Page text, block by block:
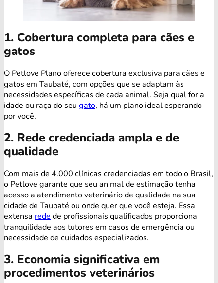
1. Cobertura completa para cães e
gatos
O Petlove Plano oferece cobertura exclusiva para cães e
gatos em Taubaté, com opções que se adaptam às
necessidades específicas de cada animal. Seja qual for a
idade ou raça do seu gato, há um plano ideal esperando
por você.
2. Rede credenciada ampla e de
qualidade
Com mais de 4.000 clínicas credenciadas em todo o Brasil,
o Petlove garante que seu animal de estimação tenha
acesso a atendimento veterinário de qualidade na sua
cidade de Taubaté ou onde quer que você esteja. Essa
extensa rede de profissionais qualificados proporciona
tranquilidade aos tutores em casos de emergência ou
necessidade de cuidados especializados.
3. Economia significativa em
procedimentos veterinários